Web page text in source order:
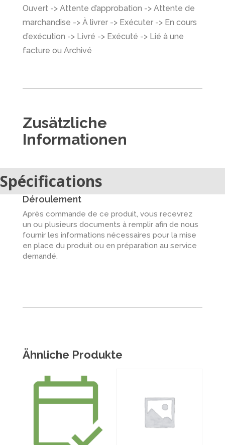
Ouvert -> Attente d’approbation -> Attente de
marchandise -> À livrer -> Exécuter -> En cours
d’exécution -> Livré -> Exécuté -> Lié à une
facture ou Archivé
Zusätzliche
Informationen
Spécifications
Déroulement
Après commande de ce produit, vous recevrez
un ou plusieurs documents à remplir afin de nous
fournir les informations nécessaires pour la mise
en place du produit ou en préparation au service
demandé.
Ähnliche Produkte